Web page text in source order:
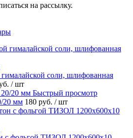
на рассылку.
соли, шлифованная
/ шт
Быстрый просмотр
20 мм 180 руб. / шт